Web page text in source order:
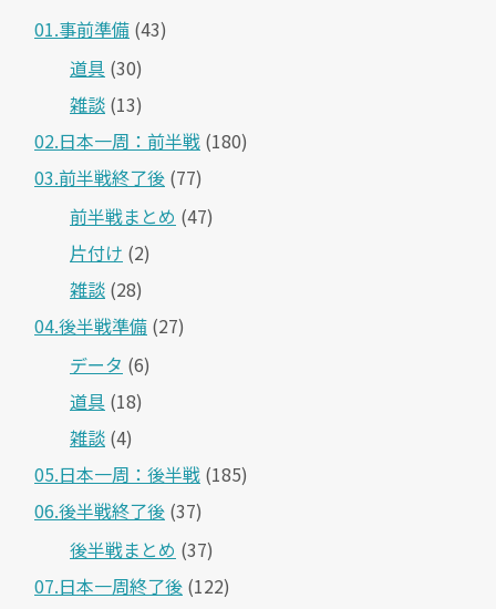
01.事前準備 (43)
道具 (30)
雑談 (13)
02.日本一周：前半戦 (180)
03.前半戦終了後 (77)
前半戦まとめ (47)
片付け (2)
雑談 (28)
04.後半戦準備 (27)
データ (6)
道具 (18)
雑談 (4)
05.日本一周：後半戦 (185)
06.後半戦終了後 (37)
後半戦まとめ (37)
07.日本一周終了後 (122)